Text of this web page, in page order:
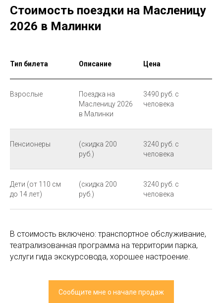
Стоимость поездки на Масленицу
2026 в Малинки
Тип билета Описание Цена
Взрослые
Поездка на
Масленицу 2026
в Малинки
3490 руб. с
человека
Пенсионеры
(скидка 200
руб.)
3240 руб. с
человека
Дети (от 110 см
до 14 лет)
(скидка 200
руб.)
3240 руб. с
человека
В стоимость включено: транспортное обслуживание,
театрализованная программа на территории парка,
услуги гида экскурсовода, хорошее настроение.
Сообщите мне о начале продаж